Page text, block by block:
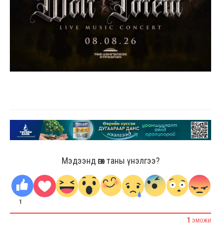
Мэдээнд өгөх таны үнэлгээ?
1
1 ЭМОЖИ